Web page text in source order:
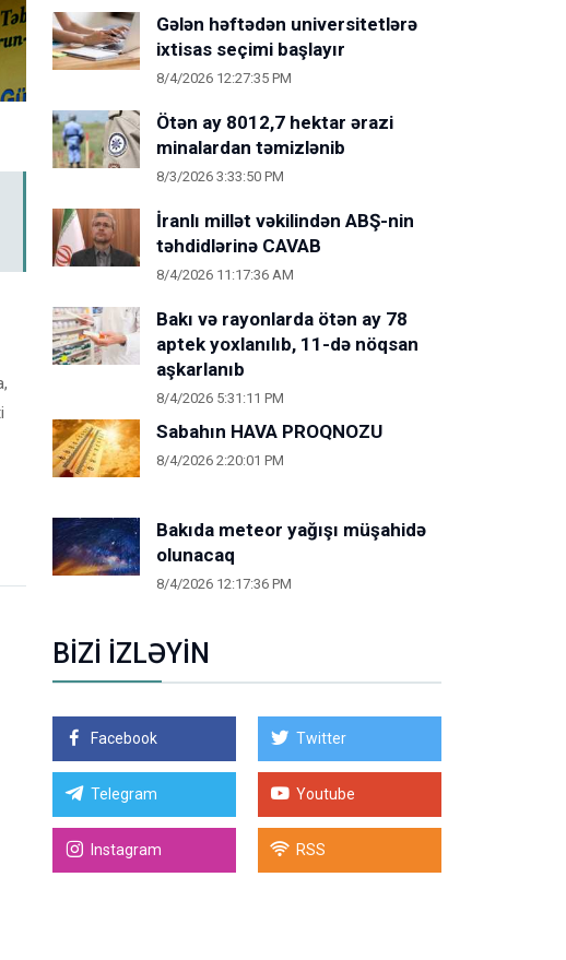
Gələn həftədən universitetlərə
ixtisas seçimi başlayır
8/4/2026 12:27:35 PM
Ötən ay 8012,7 hektar ərazi
minalardan təmizlənib
8/3/2026 3:33:50 PM
İranlı millət vəkilindən ABŞ-nin
təhdidlərinə CAVAB
8/4/2026 11:17:36 AM
Bakı və rayonlarda ötən ay 78
aptek yoxlanılıb, 11-də nöqsan
aşkarlanıb
8/4/2026 5:31:11 PM
Sabahın HAVA PROQNOZU
8/4/2026 2:20:01 PM
Bakıda meteor yağışı müşahidə
olunacaq
8/4/2026 12:17:36 PM
BİZİ İZLƏYİN
Facebook Twitter
Telegram Youtube
Instagram RSS